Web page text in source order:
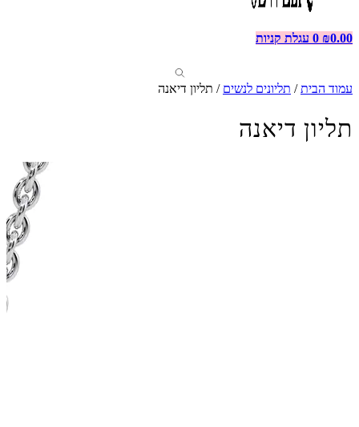
₪0.00
0 עגלת קניות
עמוד הבית/ תליונים לנשים / תליון דיאנה
תליון דיאנה